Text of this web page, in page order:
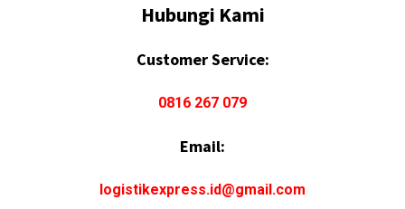
Hubungi Kami
Customer Service:
0816 267 079
Email:
logistikexpress.id@gmail.com